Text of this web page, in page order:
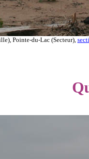
Pointe-du-Lac (Secteur),